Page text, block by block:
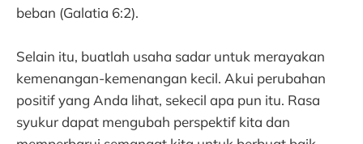
beban (Galatia 6:2).
Selain itu, buatlah usaha sadar untuk merayakan
kemenangan-kemenangan kecil. Akui perubahan
positif yang Anda lihat, sekecil apa pun itu. Rasa
syukur dapat mengubah perspektif kita dan